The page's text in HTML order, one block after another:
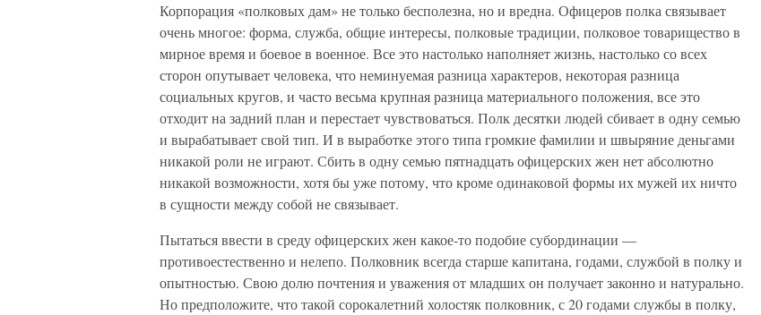
Корпорация «полковых дам» не только бесполезна, но и вредна. Офицеров полка связывает
очень многое: форма, служба, общие интересы, полковые традиции, полковое товарищество в
мирное время и боевое в военное. Все это настолько наполняет жизнь, настолько со всех
сторон опутывает человека, что неминуемая разница характеров, некоторая разница
социальных кругов, и часто весьма крупная разница материального положения, все это
отходит на задний план и перестает чувствоваться. Полк десятки людей сбивает в одну семью
и вырабатывает свой тип. И в выработке этого типа громкие фамилии и швыряние деньгами
никакой роли не играют. Сбить в одну семью пятнадцать офицерских жен нет абсолютно
никакой возможности, хотя бы уже потому, что кроме одинаковой формы их мужей их ничто
в сущности между собой не связывает.
Пытаться ввести в среду офицерских жен какое-то подобие субординации —
противоестественно и нелепо. Полковник всегда старше капитана, годами, службой в полку и
опытностью. Свою долю почтения и уважения от младших он получает законно и натурально.
Но предположите, что такой сорокалетний холостяк полковник, с 20 годами службы в полку,